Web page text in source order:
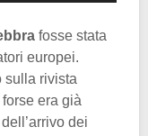
fosse stata
europei.
sulla rivista
era già
dei